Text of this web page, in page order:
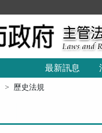
最新訊息
歷史法規